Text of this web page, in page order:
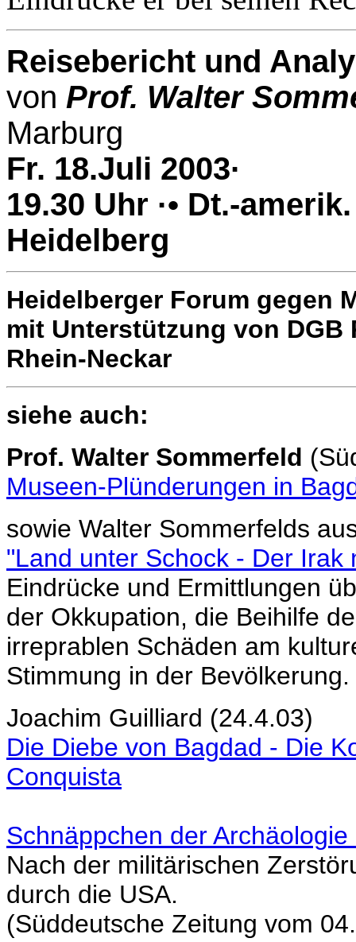
Reisebericht und
von Prof. Walter
Marburg
Fr. 18.Juli 2003·
19.30 Uhr ·• Dt.-
Heidelberg
Heidelberger Forum gegen
mit Unterstützung von DGB
Rhein-Neckar
siehe auch:
Prof. Walter Sommerfeld
Museen-Plünderungen in
sowie Walter Sommerfelds
"Land unter Schock - Der Irak
Eindrücke und Ermittlungen
der Okkupation, die Beihilfe
irreprablen Schäden am
Stimmung in der Bevölkerung.
Joachim Guilliard (24.4.03)
Die Diebe von Bagdad - Die
Conquista
Schnäppchen der
Nach der militärischen
durch die USA.
(Süddeutsche Zeitung vom